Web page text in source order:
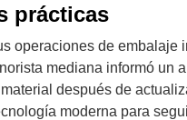
prácticas
operaciones de embalaje
mediana informó un
después de
moderna para